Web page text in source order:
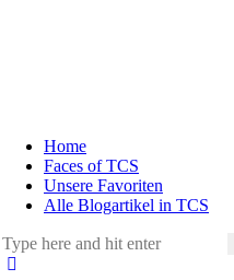
Home
Faces of TCS
Unsere Favoriten
Alle Blogartikel in TCS